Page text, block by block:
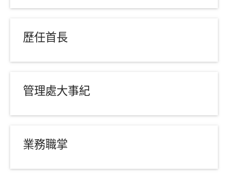
歷任首長
管理處大事紀
業務職掌